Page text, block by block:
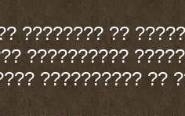
???????? ??
??????????
?????????? ??